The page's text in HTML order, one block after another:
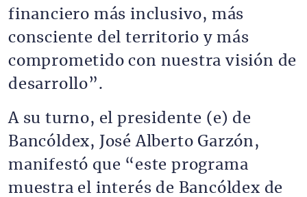
financiero más inclusivo, más
consciente del territorio y más
comprometido con nuestra visión de
desarrollo”.
A su turno, el presidente (e) de
Bancóldex, José Alberto Garzón,
manifestó que “este programa
muestra el interés de Bancóldex de